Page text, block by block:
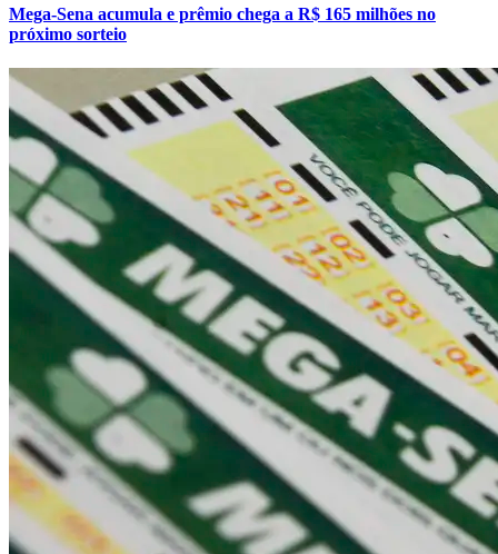
Atlético-MG
Mega-Sena acumula e prêmio chega a R$ 165 milhões no
próximo sorteio